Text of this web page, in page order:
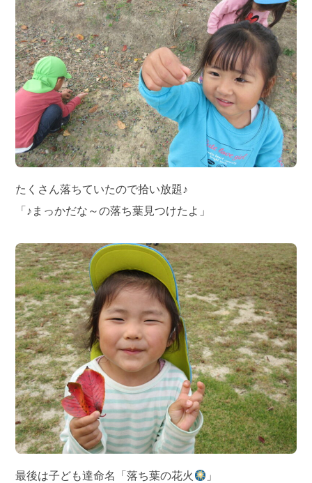
たくさん落ちていたので拾い放題♪
「♪まっかだな～の落ち葉見つけたよ」
最後は子ども達命名「落ち葉の花火 」